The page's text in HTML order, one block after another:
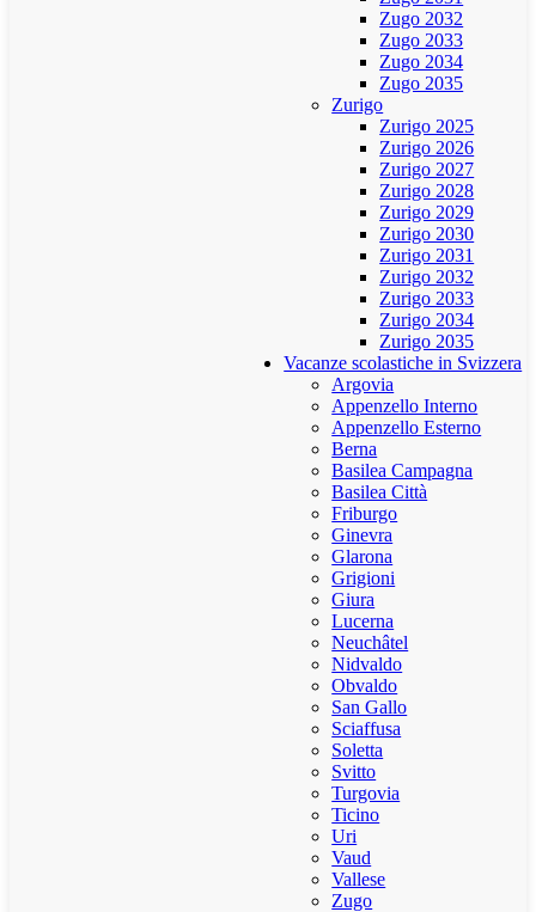
Zugo 2032
Zugo 2033
Zugo 2034
Zugo 2035
Zurigo
Zurigo 2025
Zurigo 2026
Zurigo 2027
Zurigo 2028
Zurigo 2029
Zurigo 2030
Zurigo 2031
Zurigo 2032
Zurigo 2033
Zurigo 2034
Zurigo 2035
Vacanze scolastiche in Svizzera
Argovia
Appenzello Interno
Appenzello Esterno
Berna
Basilea Campagna
Basilea Città
Friburgo
Ginevra
Glarona
Grigioni
Giura
Lucerna
Neuchâtel
Nidvaldo
Obvaldo
San Gallo
Sciaffusa
Soletta
Svitto
Turgovia
Ticino
Uri
Vaud
Vallese
Zugo